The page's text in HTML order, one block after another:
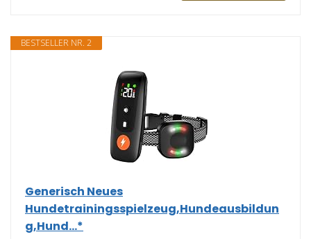
BESTSELLER NR. 2
Generisch Neues
Hundetrainingsspielzeug,Hundeausbildun
g,Hund...*